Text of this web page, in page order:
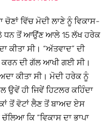
ਵਿੱਚ ਮੋਦੀ ਲਾਣੇ ਨੂੰ ਵਿਕਾਸ-
ਧਨ ਤੋਂ ਆਉਂਣ ਆਲੇ 15 ਲੱਖ ਹਰੇਕ
ਕੀਤਾ ਸੀ। “ਅੱਤਵਾਦ” ਦੀ
ਦੀ ਗੱਲ ਆਖੀ ਗਈ ਸੀ।
ਕੀਤਾ ਸੀ। ਮੋਦੀ ਹਰੇਕ ਨੂੰ
ਉਵੇਂ ਹੀ ਜਿਵੇਂ ਹਿਟਲਰ ਕਹਿੰਦਾ
ਤੋਂ ਵੋਟਾਂ ਲੈਣ ਤੋਂ ਬਾਅਦ ਏਸ
ਕਿ “ਵਿਕਾਸ ਦਾ ਭਾਪਾ